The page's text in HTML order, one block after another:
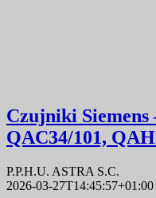
Czujniki Siemens
QAC34/101,
P.P.H.U. ASTRA S.C.
2026-03-27T14:45:57+01:00